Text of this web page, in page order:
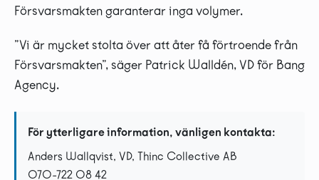
Försvarsmakten garanterar inga volymer.
”Vi är mycket stolta över att åter få förtroende från
Försvarsmakten”, säger Patrick Walldén, VD för Bang
Agency.
För ytterligare information, vänligen kontakta:
Anders Wallqvist, VD, Thinc Collective AB
070-722 08 42